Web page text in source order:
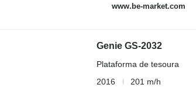
www.be-market.com
Genie GS-2032
Plataforma de tesoura
2016
201 m/h